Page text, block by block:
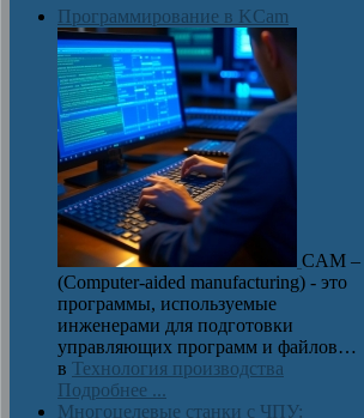
Программирование в KCam
CAM –
(Computer-aided manufacturing) - это
программы, используемые
инженерами для подготовки
управляющих программ и файлов…
в Технология производства
Подробнее ...
Многоцелевые станки с ЧПУ: